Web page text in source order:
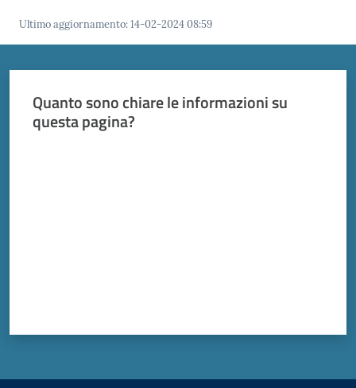
Servizi
Menu selezionato
Vivere
Modena
Ultimo aggiornamento:14-02-2024 08:59
Quanto sono chiare le informazioni su
questa pagina?